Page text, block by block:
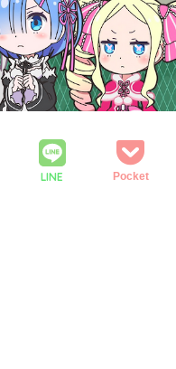
LINE Pocket